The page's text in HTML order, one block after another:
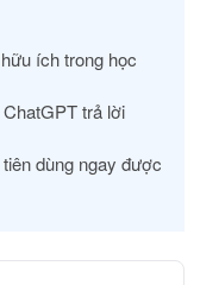
ích trong học
trả lời
dùng ngay được